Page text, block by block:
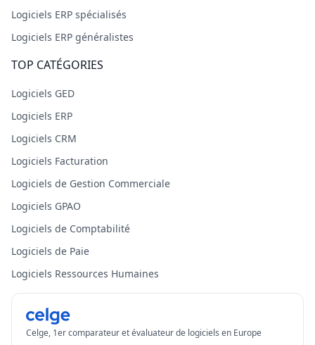
Logiciels ERP spécialisés
Logiciels ERP généralistes
TOP CATÉGORIES
Logiciels GED
Logiciels ERP
Logiciels CRM
Logiciels Facturation
Logiciels de Gestion Commerciale
Logiciels GPAO
Logiciels de Comptabilité
Logiciels de Paie
Logiciels Ressources Humaines
Celge, 1er comparateur et évaluateur de logiciels en Europe